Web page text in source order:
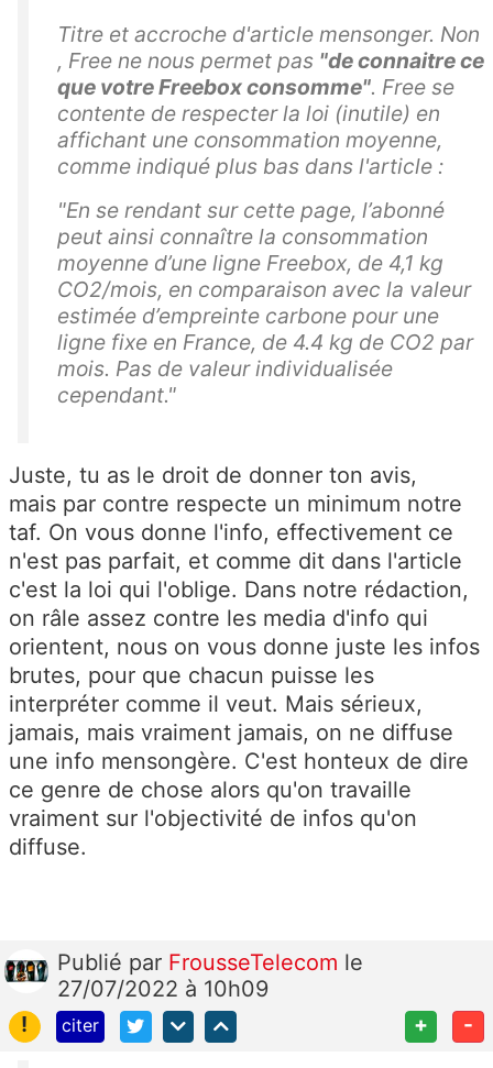
Titre et accroche d'article mensonger. Non
, Free ne nous permet pas "de connaitre ce
que votre Freebox consomme". Free se
contente de respecter la loi (inutile) en
affichant une consommation moyenne,
comme indiqué plus bas dans l'article :
"En se rendant sur cette page, l’abonné
peut ainsi connaître la consommation
moyenne d’une ligne Freebox, de 4,1 kg
CO2/mois, en comparaison avec la valeur
estimée d’empreinte carbone pour une
ligne fixe en France, de 4.4 kg de CO2 par
mois. Pas de valeur individualisée
cependant."
Juste, tu as le droit de donner ton avis,
mais par contre respecte un minimum notre
taf. On vous donne l'info, effectivement ce
n'est pas parfait, et comme dit dans l'article
c'est la loi qui l'oblige. Dans notre rédaction,
on râle assez contre les media d'info qui
orientent, nous on vous donne juste les infos
brutes, pour que chacun puisse les
interpréter comme il veut. Mais sérieux,
jamais, mais vraiment jamais, on ne diffuse
une info mensongère. C'est honteux de dire
ce genre de chose alors qu'on travaille
vraiment sur l'objectivité de infos qu'on
diffuse.
Publié par FrousseTelecom le
27/07/2022 à 10h09
!
citer + -